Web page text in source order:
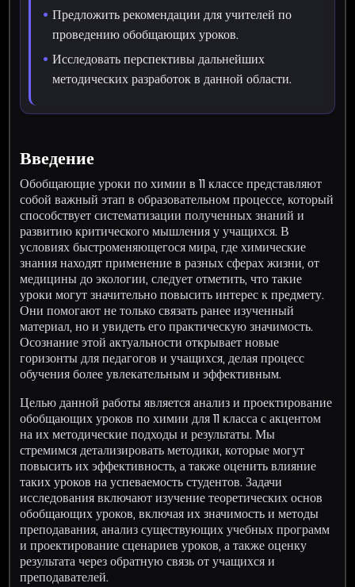
Предложить рекомендации для учителей по
проведению обобщающих уроков.
Исследовать перспективы дальнейших
методических разработок в данной области.
Введение
Обобщающие уроки по химии в 11 классе представляют
собой важный этап в образовательном процессе, который
способствует систематизации полученных знаний и
развитию критического мышления у учащихся. В
условиях быстроменяющегося мира, где химические
знания находят применение в разных сферах жизни, от
медицины до экологии, следует отметить, что такие
уроки могут значительно повысить интерес к предмету.
Они помогают не только связать ранее изученный
материал, но и увидеть его практическую значимость.
Осознание этой актуальности открывает новые
горизонты для педагогов и учащихся, делая процесс
обучения более увлекательным и эффективным.
Целью данной работы является анализ и проектирование
обобщающих уроков по химии для 11 класса с акцентом
на их методические подходы и результаты. Мы
стремимся детализировать методики, которые могут
повысить их эффективность, а также оценить влияние
таких уроков на успеваемость студентов. Задачи
исследования включают изучение теоретических основ
обобщающих уроков, включая их значимость и методы
преподавания, анализ существующих учебных программ
и проектирование сценариев уроков, а также оценку
результата через обратную связь от учащихся и
преподавателей.